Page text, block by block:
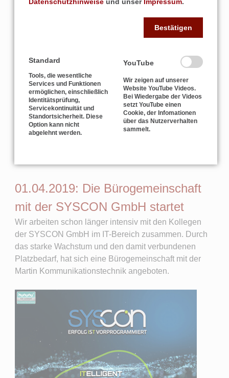
Das Stand-Team 2019 in frischem Gelb.
Wir bedanken uns für Ihren Besuch.
01.04.2019: Die Bürogemeinschaft
mit der SYSCON GmbH startet
Wir arbeiten schon länger intensiv mit den Kollegen
der SYSCON GmbH im IT-Bereich zusammen. Durch
das starke Wachstum und den damit verbundenen
Platzbedarf, hat sich eine Bürogemeinschaft mit der
Martin Kommunikationstechnik angeboten.
Bestätigen
Standard
Tools, die wesentliche
Services und Funktionen
ermöglichen, einschließlich
Identitätsprüfung,
Servicekontinuität und
Standortsicherheit. Diese
Option kann nicht
abgelehnt werden.
YouTube
Wir zeigen auf unserer
Website YouTube Videos.
Bei Wiedergabe der Videos
setzt YouTube einen
Cookie, der Infomationen
über das Nutzerverhalten
sammelt.